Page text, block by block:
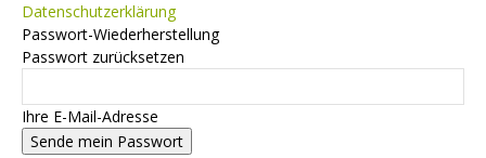
Datenschutzerklärung
Passwort-Wiederherstellung
Passwort zurücksetzen
Ihre E-Mail-Adresse